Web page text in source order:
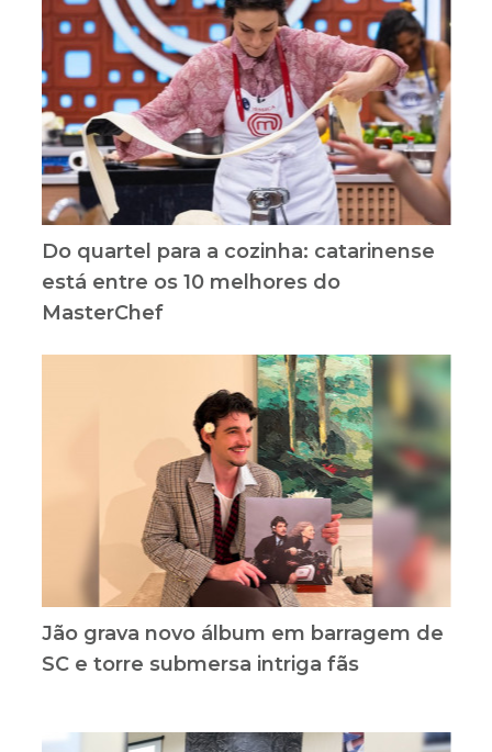
Do quartel para a cozinha: catarinense
está entre os 10 melhores do
MasterChef
Jão grava novo álbum em barragem de
SC e torre submersa intriga fãs